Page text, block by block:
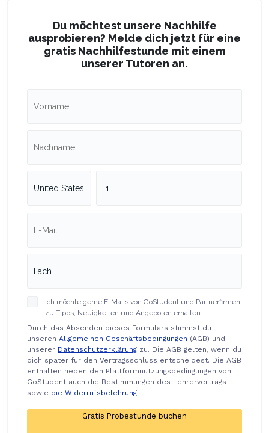
Du möchtest unsere Nachhilfe
ausprobieren? Melde dich jetzt für eine
gratis Nachhilfestunde mit einem
unserer Tutoren an.
Ich möchte gerne E-Mails von GoStudent und Partnerfirmen
zu Tipps, Neuigkeiten und Angeboten erhalten.
Durch das Absenden dieses Formulars stimmst du
unseren Allgemeinen Geschäftsbedingungen (AGB) und
unserer Datenschutzerklärung zu. Die AGB gelten, wenn du
dich später für den Vertragsschluss entscheidest. Die AGB
enthalten neben den Plattformnutzungsbedingungen von
GoStudent auch die Bestimmungen des Lehrervertrags
sowie die Widerrufsbelehrung.